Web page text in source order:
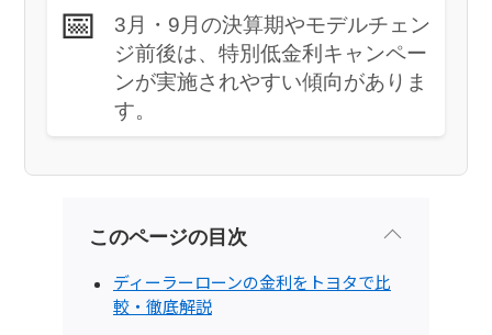
📅
3月・9月の決算期やモデルチェン
ジ前後は、特別低金利キャンペー
ンが実施されやすい傾向がありま
す。
このページの目次
ディーラーローンの金利をトヨタで比
較・徹底解説